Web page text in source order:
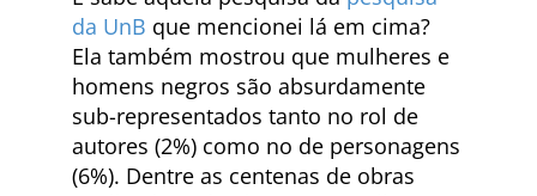
da UnB que mencionei lá em cima?
Ela também mostrou que mulheres e
homens negros são absurdamente
sub-representados tanto no rol de
autores (2%) como no de personagens
(6%). Dentre as centenas de obras